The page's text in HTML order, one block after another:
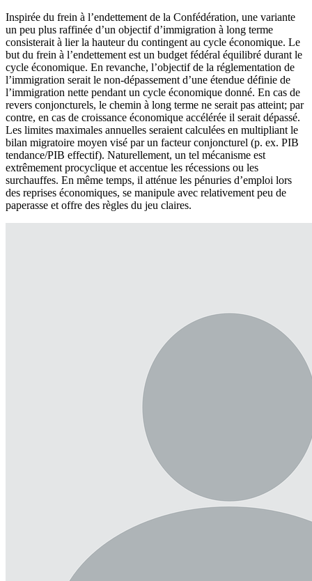
Inspirée du frein à l’endettement de la Confédération, une variante
un peu plus raffinée d’un objectif d’immigration à long terme
consisterait à lier la hauteur du contingent au cycle économique. Le
but du frein à l’endettement est un budget fédéral équilibré durant le
cycle économique. En revanche, l’objectif de la réglementation de
l’immigration serait le non-dépassement d’une étendue définie de
l’immigration nette pendant un cycle économique donné. En cas de
revers conjoncturels, le chemin à long terme ne serait pas atteint; par
contre, en cas de croissance économique accélérée il serait dépassé.
Les limites maximales annuelles seraient calculées en multipliant le
bilan migratoire moyen visé par un facteur conjoncturel (p. ex. PIB
tendance/PIB effectif). Naturellement, un tel mécanisme est
extrêmement procyclique et accentue les récessions ou les
surchauffes. En même temps, il atténue les pénuries d’emploi lors
des reprises économiques, se manipule avec relativement peu de
paperasse et offre des règles du jeu claires.